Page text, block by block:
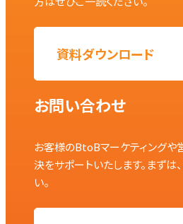
資料ダウンロード
お問い合わせ
お客様のBtoBマーケティング
決をサポートいたします。まずは
い。